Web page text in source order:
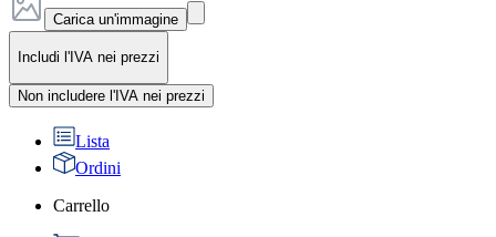
Carica un'immagine
Includi l'IVA nei prezzi
Non includere l'IVA nei prezzi
Lista
Ordini
Carrello